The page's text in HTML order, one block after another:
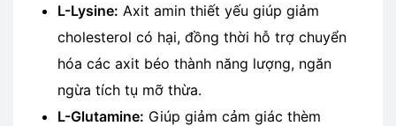
L-Lysine: Axit amin thiết yếu giúp giảm
cholesterol có hại, đồng thời hỗ trợ chuyển
hóa các axit béo thành năng lượng, ngăn
ngừa tích tụ mỡ thừa.
L-Glutamine: Giúp giảm cảm giác thèm